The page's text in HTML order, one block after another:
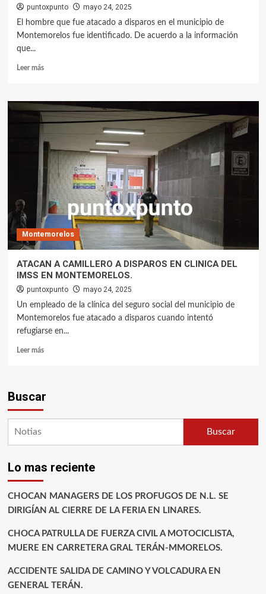
puntoxpunto mayo 24, 2025
El hombre que fue atacado a disparos en el municipio de
Montemorelos fue identificado. De acuerdo a la información
que...
Leer más
Montemorelos
ATACAN A CAMILLERO A DISPAROS EN CLINICA DEL
IMSS EN MONTEMORELOS.
puntoxpunto mayo 24, 2025
Un empleado de la clínica del seguro social del municipio de
Montemorelos fue atacado a disparos cuando intentó
refugiarse en...
Leer más
Buscar
Buscar
Lo mas reciente
CHOCAN MANAGERS DE LOS PROFUGOS DE N.L. SE
DIRIGÍAN AL CIERRE DE LA FERIA EN LINARES.
CHOCA PATRULLA DE FUERZA CIVIL A MOTOCICLISTA,
MUERE EN CARRETERA GRAL TERÁN-MMORELOS.
ACCIDENTE SALIDA DE CAMINO Y VOLCADURA EN
GENERAL TERÁN.